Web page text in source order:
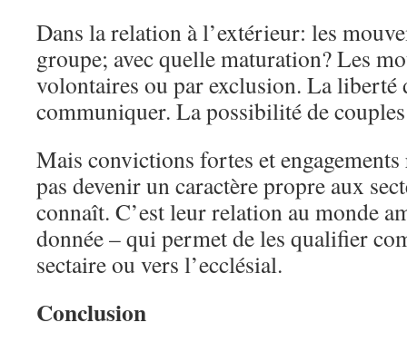
Dans la relation à l’extérieur: les
groupe; avec quelle maturation? Les
volontaires ou par exclusion. La liberté
communiquer. La possibilité de
Mais convictions fortes et
pas devenir un caractère propre aux
connaît. C’est leur relation au monde
donnée – qui permet de les qualifier
sectaire ou vers l’ecclésial.
Conclusion